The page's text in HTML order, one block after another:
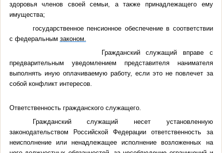
здоровья членов своей семьи, а также принадлежащего ему
имущества;
государственное пенсионное обеспечение в соответствии
с федеральным законом.
Гражданский служащий вправе с
предварительным уведомлением представителя нанимателя
выполнять иную оплачиваемую работу, если это не повлечет за
собой конфликт интересов.
Ответственность гражданского служащего.
Гражданский служащий несет установленную
законодательством Российской Федерации ответственность за
неисполнение или ненадлежащее исполнение возложенных на